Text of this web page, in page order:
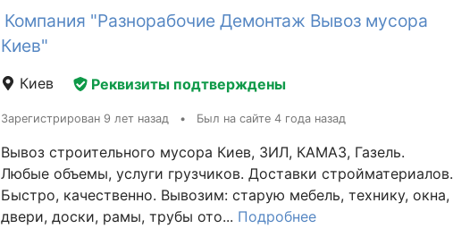
Компания "Разнорабочие Демонтаж Вывоз мусора
Киев"
Киев Реквизиты подтверждены
Зарегистрирован 9 лет назад • Был на сайте 4 года назад
Вывоз строительного мусора Киев, ЗИЛ, КАМАЗ, Газель.
Любые объемы, услуги грузчиков. Доставки стройматериалов.
Быстро, качественно. Вывозим: старую мебель, технику, окна,
двери, доски, рамы, трубы ото... Подробнее